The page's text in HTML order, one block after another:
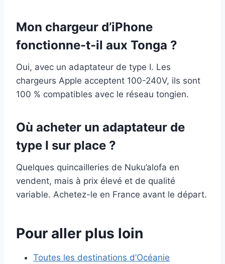
Mon chargeur d’iPhone
fonctionne-t-il aux Tonga ?
Oui, avec un adaptateur de type I. Les
chargeurs Apple acceptent 100-240V, ils sont
100 % compatibles avec le réseau tongien.
Où acheter un adaptateur de
type I sur place ?
Quelques quincailleries de Nuku’alofa en
vendent, mais à prix élevé et de qualité
variable. Achetez-le en France avant le départ.
Pour aller plus loin
Toutes les destinations d’Océanie